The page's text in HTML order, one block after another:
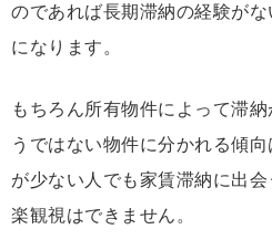
のであれば長期滞納の経験が
になります。
もちろん所有物件によって滞
うではない物件に分かれる傾
が少ない人でも家賃滞納に出
楽観視はできません。